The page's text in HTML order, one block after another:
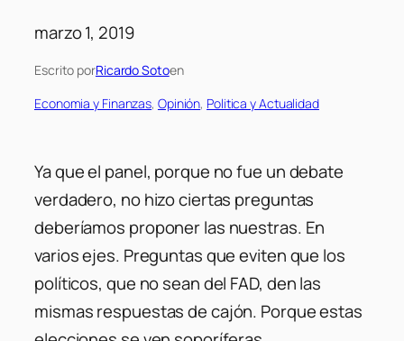
marzo 1, 2019
Escrito porRicardo Sotoen
Economia y Finanzas, Opinión, Politica y Actualidad
Ya que el panel, porque no fue un debate
verdadero, no hizo ciertas preguntas
deberíamos proponer las nuestras. En
varios ejes. Preguntas que eviten que los
políticos, que no sean del FAD, den las
mismas respuestas de cajón. Porque estas